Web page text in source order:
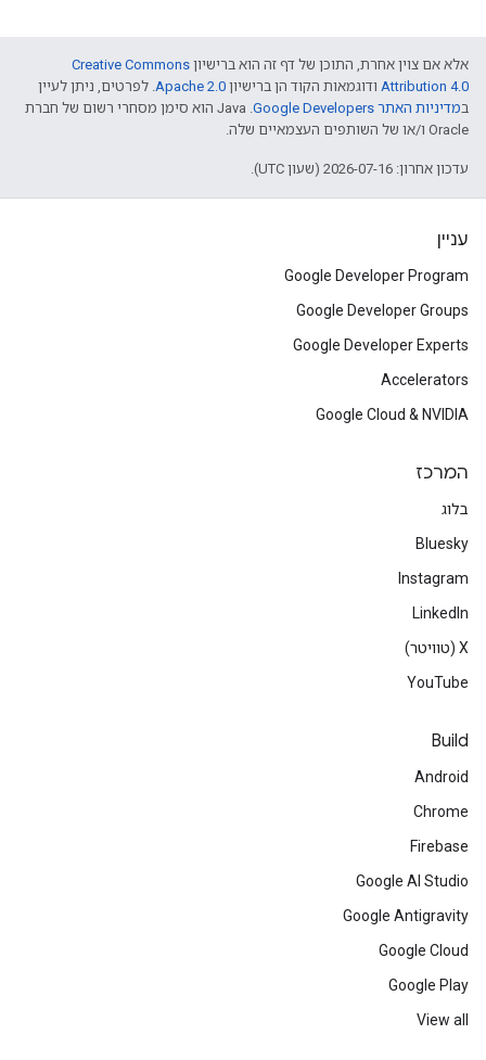
אלא אם צוין אחרת, התוכן של דף זה הוא ברישיון Creative Commons
Attribution 4.0 ודוגמאות הקוד הן ברישיון Apache 2.0. לפרטים, ניתן לעיין
במדיניות האתר Google Developers‏
.‏ Java הוא סימן מסחרי רשום של חברת
Oracle ו/או של השותפים העצמאיים שלה.
עדכון אחרון: 2026-07-16 (שעון UTC).
עניין
Google Developer Program
Google Developer Groups
Google Developer Experts
Accelerators
Google Cloud & NVIDIA
המרכז
בלוג
Bluesky
Instagram
LinkedIn
‫X (טוויטר)
YouTube
Build
Android
Chrome
Firebase
Google AI Studio
Google Antigravity
Google Cloud
Google Play
View all